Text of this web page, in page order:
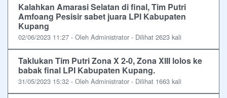
Kalahkan Amarasi Selatan di final, Tim Putri
Amfoang Pesisir sabet juara LPI Kabupaten
Kupang
02/06/2023 11:27 - Oleh Administrator - Dilihat 2623 kali
Taklukan Tim Putri Zona X 2-0, Zona XIII lolos ke
babak final LPI Kabupaten Kupang.
31/05/2023 15:32 - Oleh Administrator - Dilihat 1663 kali